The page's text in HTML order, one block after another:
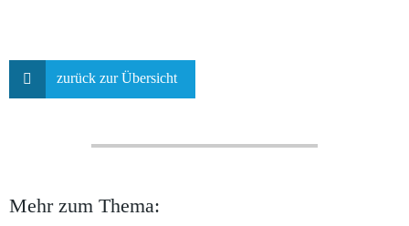
zurück zur Übersicht
Mehr zum Thema: